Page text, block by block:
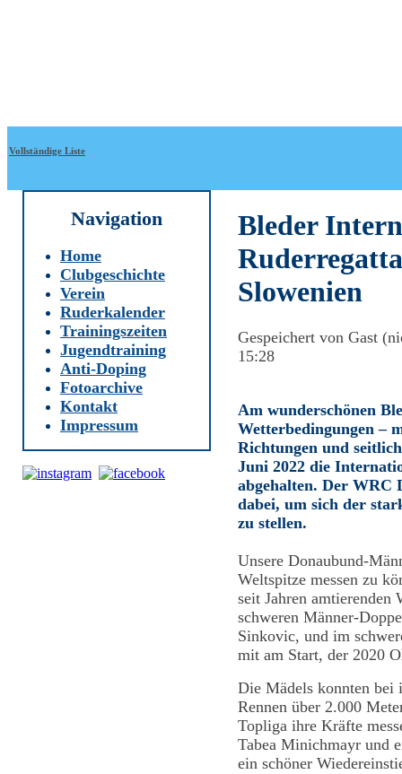
Vollständige Liste
Navigation
Home
Clubgeschichte
Verein
Ruderkalender
Trainingszeiten
Jugendtraining
Anti-Doping
Fotoarchive
Kontakt
Impressum
Bleder
Slowenien
Gespeichert von Gast
15:28
Am wunderschönen
Wetterbedingungen –
Richtungen und
Juni 2022 die
abgehalten. Der WRC
dabei, um sich der
zu stellen.
Unsere Donaubund-
Weltspitze messen zu
seit Jahren
schweren Männer-
Sinkovic, und im
mit am Start, der 2020
Die Mädels konnten bei
Rennen über 2.000
Topliga ihre Kräfte
Tabea Minichmayr und
ein schöner